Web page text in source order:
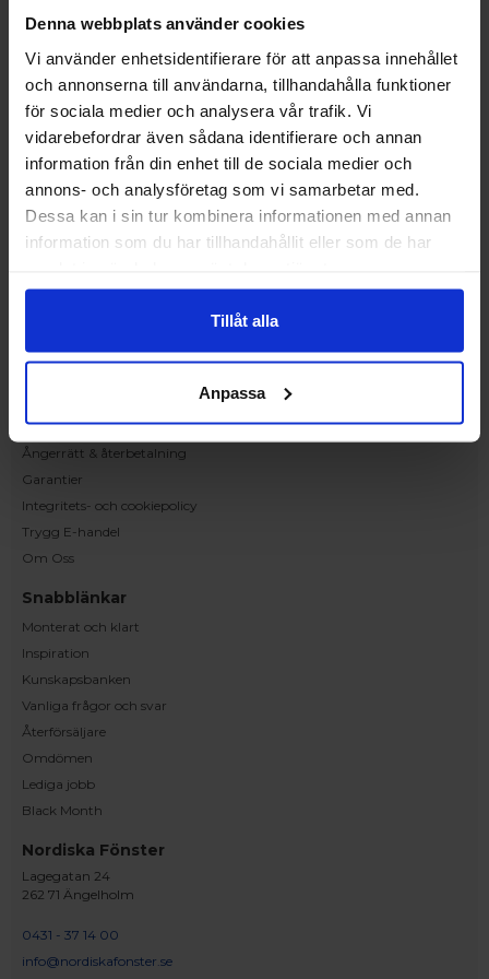
Denna webbplats använder cookies
Vi använder enhetsidentifierare för att anpassa innehållet
och annonserna till användarna, tillhandahålla funktioner
för sociala medier och analysera vår trafik. Vi
vidarebefordrar även sådana identifierare och annan
information från din enhet till de sociala medier och
annons- och analysföretag som vi samarbetar med.
Dessa kan i sin tur kombinera informationen med annan
information som du har tillhandahållit eller som de har
Tillåt alla
Anpassa
hos Victrix inredarna.
Ranhammarsvägen 20E
168 67 Bromma
Kundservice
Kontakta oss
Beställning och offert
Leverans
Reklamation
Monteringsanvisningar
Handla på Nordiska Fönster
Betalnings & leveransvillkor
Ångerrätt & återbetalning
Garantier
Integritets- och cookiepolicy
Trygg E-handel
Om Oss
Snabblänkar
Monterat och klart
Inspiration
Kunskapsbanken
Vanliga frågor och svar
Återförsäljare
Omdömen
Lediga jobb
Black Month
Nordiska Fönster
Lagegatan 24
262 71 Ängelholm
0431 - 37 14 00
info@nordiskafonster.se